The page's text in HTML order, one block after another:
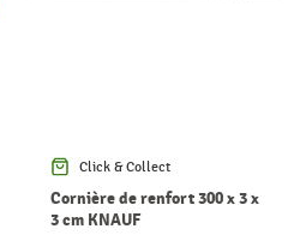
Click & Collect
Cornière de renfort 300 x 3 x
3 cm KNAUF